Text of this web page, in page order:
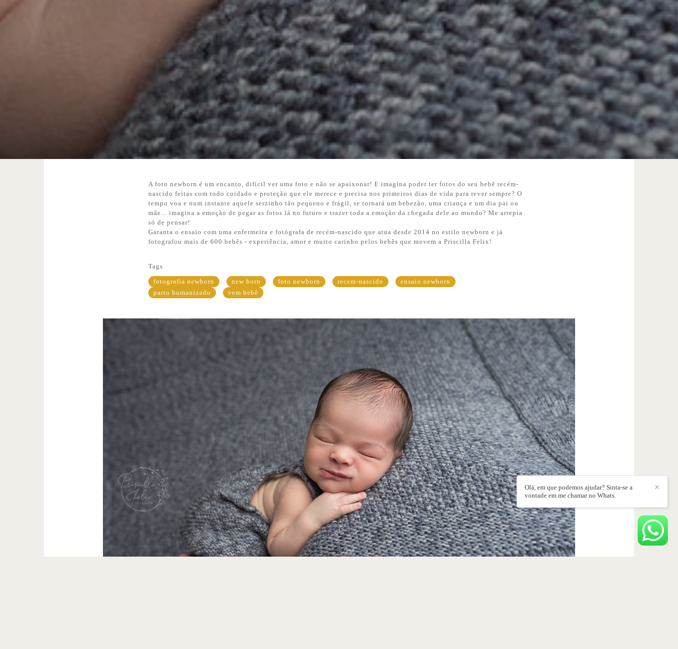
A foto newborn é um encanto, difícil ver uma foto e não se apaixonar! E imagina poder ter fotos do seu bebê recém-
nascido feitas com todo cuidado e proteção que ele merece e precisa nos primeiros dias de vida para rever sempre? O
tempo voa e num instante aquele serzinho tão pequeno e frágil, se tornará um bebezão, uma criança e um dia pai ou
mãe... imagina a emoção de pegar as fotos lá no futuro e trazer toda a emoção da chegada dele ao mundo? Me arrepia
só de pensar!
Garanta o ensaio com uma enfermeira e fotógrafa de recém-nascido que atua desde 2014 no estilo newborn e já
fotografou mais de 600 bebês - experiência, amor e muito carinho pelos bebês que movem a Priscilla Felix!
Tags
fotografia newborn
new born foto newborn recem-nascido
ensaio newborn
parto humanizado
vem bebê
✕
Olá, em que podemos ajudar? Sinta-se a
vontade em me chamar no Whats.